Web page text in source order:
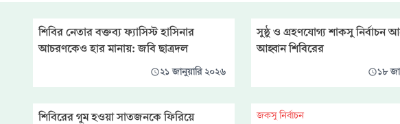
কমিউনিটি সেন্টারে এ কর্মশালা
অনুষ্ঠিত হয়। এতে সভাপতিত্ব করেন
বাংলাদেশ ইসলামী ছাত্রশিবির
শিবির নেতার বক্তব্য ফ্যাসিস্ট হাসিনার
আচরণকেও হার মানায়: জবি ছাত্রদল
২১ জানুয়ারি ২০২৬
সুষ্ঠু ও গ্রহণযোগ্য শাকসু নির্বাচন
আহ্বান শিবিরের
১৮
শিবিরের গুম হওয়া সাতজনকে ফিরিয়ে
জকসু নির্বাচন